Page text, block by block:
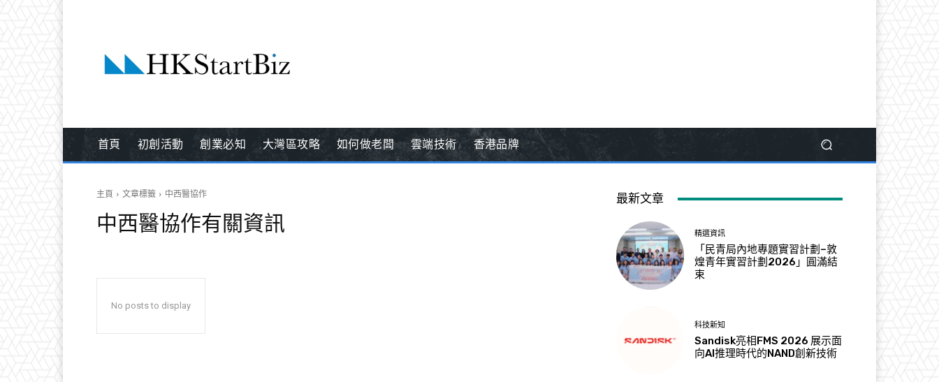
首頁 初創活動 創業必知 大灣區攻略 如何做老闆 雲端技術 香港品牌
主頁 文章標籤 中西醫協作
中西醫協作有關資訊
No posts to display
最新文章
精選資訊
「民青局內地專題實習計劃–敦
煌青年實習計劃2026」圓滿結
束
科技新知
Sandisk亮相FMS 2026 展示面
向AI推理時代的NAND創新技術